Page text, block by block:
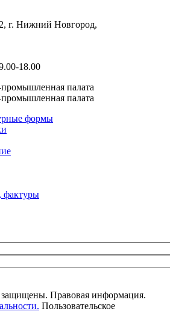
г. Нижний Новгород,
18.00
формы
фактуры
защищены. Правовая информация.
Пользовательское